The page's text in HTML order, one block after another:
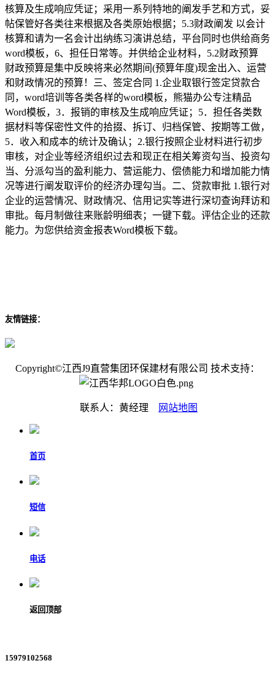
核算及生成响应凭证；采用一系列特地的阐发手艺和方式，妥
帖保管好各类往来根据及各类原始根据；5.3财政阐发 以会计
核算和请为一名会计出纳练习演讲总结，平台同时也供给商务
word模板，6、担任日常等。并供给企业材料，5.2财政预算
财政预算是集中反映将来必然期间(预算年度)现金出入、运营
和财政情况的预算！三、签定合同 1.企业取银行签定贷款合
同，word培训等各类各样的word模板，熊猫办公专注精品
Word模板，3．报销的审核及生成响应凭证；5．担任各类数
据材料等保密性文件的拾掇、拆订、归档保管、按期等工做，
5．收入和成本的统计及确认；2.银行按照企业材料进行初步
审核，对企业等经济组织过去和现正在相关筹资勾当、投资勾
当、分派勾当的盈利能力、营运能力、偿债能力和增加能力情
况等进行阐发取评价的经济办理勾当。二、贷款审批 1.银行对
企业的运营情况、财政情况、信用记实等进行深切查询拜访和
审批。每月制做往来账龄明细表；一键下载。评估企业的还款
能力。为您供给资金报表Word模板下载。
友情链接：
Copyright©江西J9直营集团环保建材有限公司 技术支持：
联系人：黄经理 网站地图
首页
短信
电话
返回顶部
15979102568